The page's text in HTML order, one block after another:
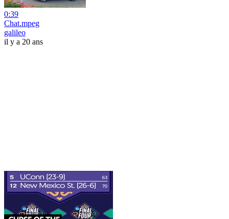
0:39
Chat.mpeg
galileo
il y a 20 ans